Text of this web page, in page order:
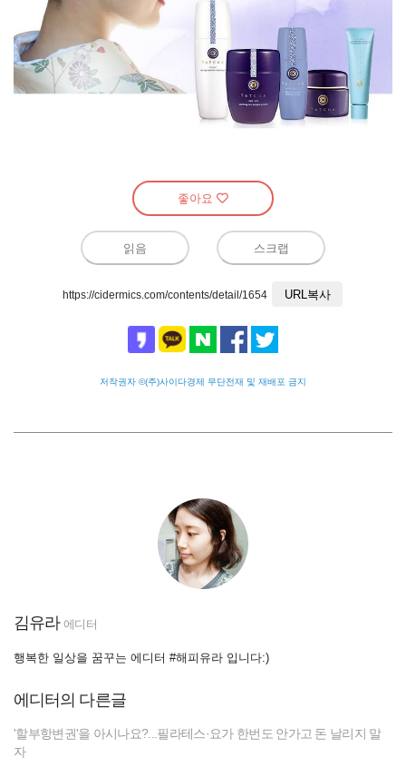
좋아요
읽음 스크랩
https://cidermics.com/contents/detail/1654 URL복사
저작권자 ©(주)사이다경제 무단전재 및 재배포 금지
김유라 에디터
행복한 일상을 꿈꾸는 에디터 #해피유라 입니다:)
에디터의 다른글
'할부항변권'을 아시나요?...필라테스·요가 한번도 안가고 돈 날리지 말
자